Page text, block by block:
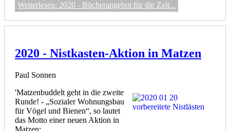
Weiterlesen: 2020 - Bücherangebot für die Zeit...
2020 - Nistkasten-Aktion in Matzen
Paul Sonnen
'Matzenbuddelt geht in die zweite
Runde! - „Sozialer Wohnungsbau
für Vögel und Bienen“, so lautet
das Motto einer neuen Aktion in
Matzen: